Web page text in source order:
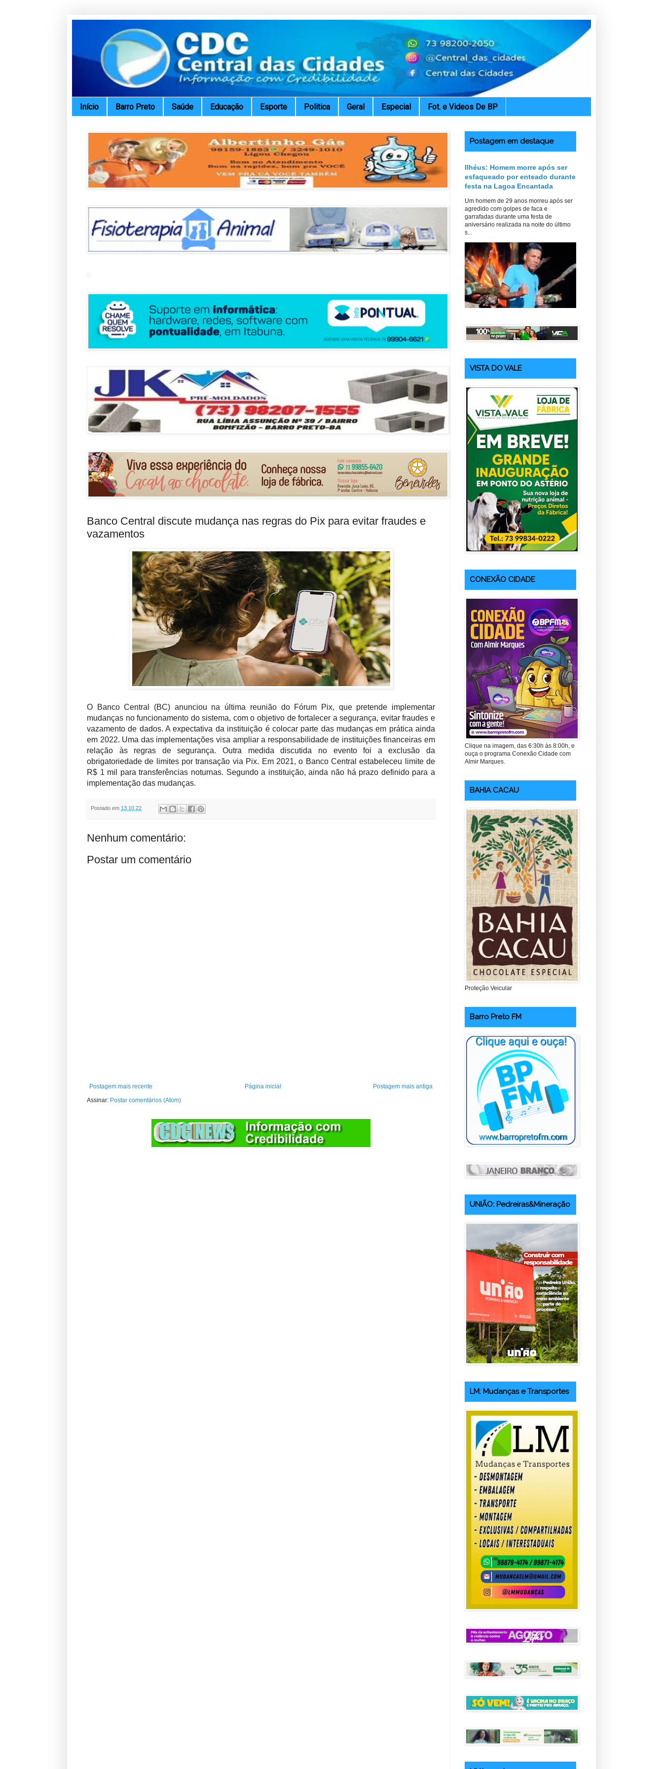
Início Barro Preto Saúde Educação Esporte Politica Geral Especial Fot. e Videos De BP
Banco Central discute mudança nas regras do Pix para evitar fraudes e
vazamentos
O Banco Central (BC) anunciou na última reunião do Fórum Pix, que pretende implementar
mudanças no funcionamento do sistema, com o objetivo de fortalecer a segurança, evitar fraudes e
vazamento de dados. A expectativa da instituição é colocar parte das mudanças em prática ainda
em 2022. Uma das implementações visa ampliar a responsabilidade de instituições financeiras em
relação às regras de segurança. Outra medida discutida no evento foi a exclusão da
obrigatoriedade de limites por transação via Pix. Em 2021, o Banco Central estabeleceu limite de
R$ 1 mil para transferências noturnas. Segundo a instituição, ainda não há prazo definido para a
implementação das mudanças.
Postado em 13.10.22
Nenhum comentário:
Postar um comentário
Postagem mais recente Postagem mais antiga
Página inicial
Assinar: Postar comentários (Atom)
Postagem em destaque
Ilhéus: Homem morre após ser
esfaqueado por enteado durante
festa na Lagoa Encantada
Um homem de 29 anos morreu após ser
agredido com golpes de faca e
garrafadas durante uma festa de
aniversário realizada na noite do último
s...
VISTA DO VALE
CONEXÃO CIDADE
Clique na imagem, das 6:30h às 8:00h, e
ouça o programa Conexão Cidade com
Almir Marques.
BAHIA CACAU
Proteção Veicular
Barro Preto FM
UNIÃO: Pedreiras&Mineração
LM: Mudanças e Transportes